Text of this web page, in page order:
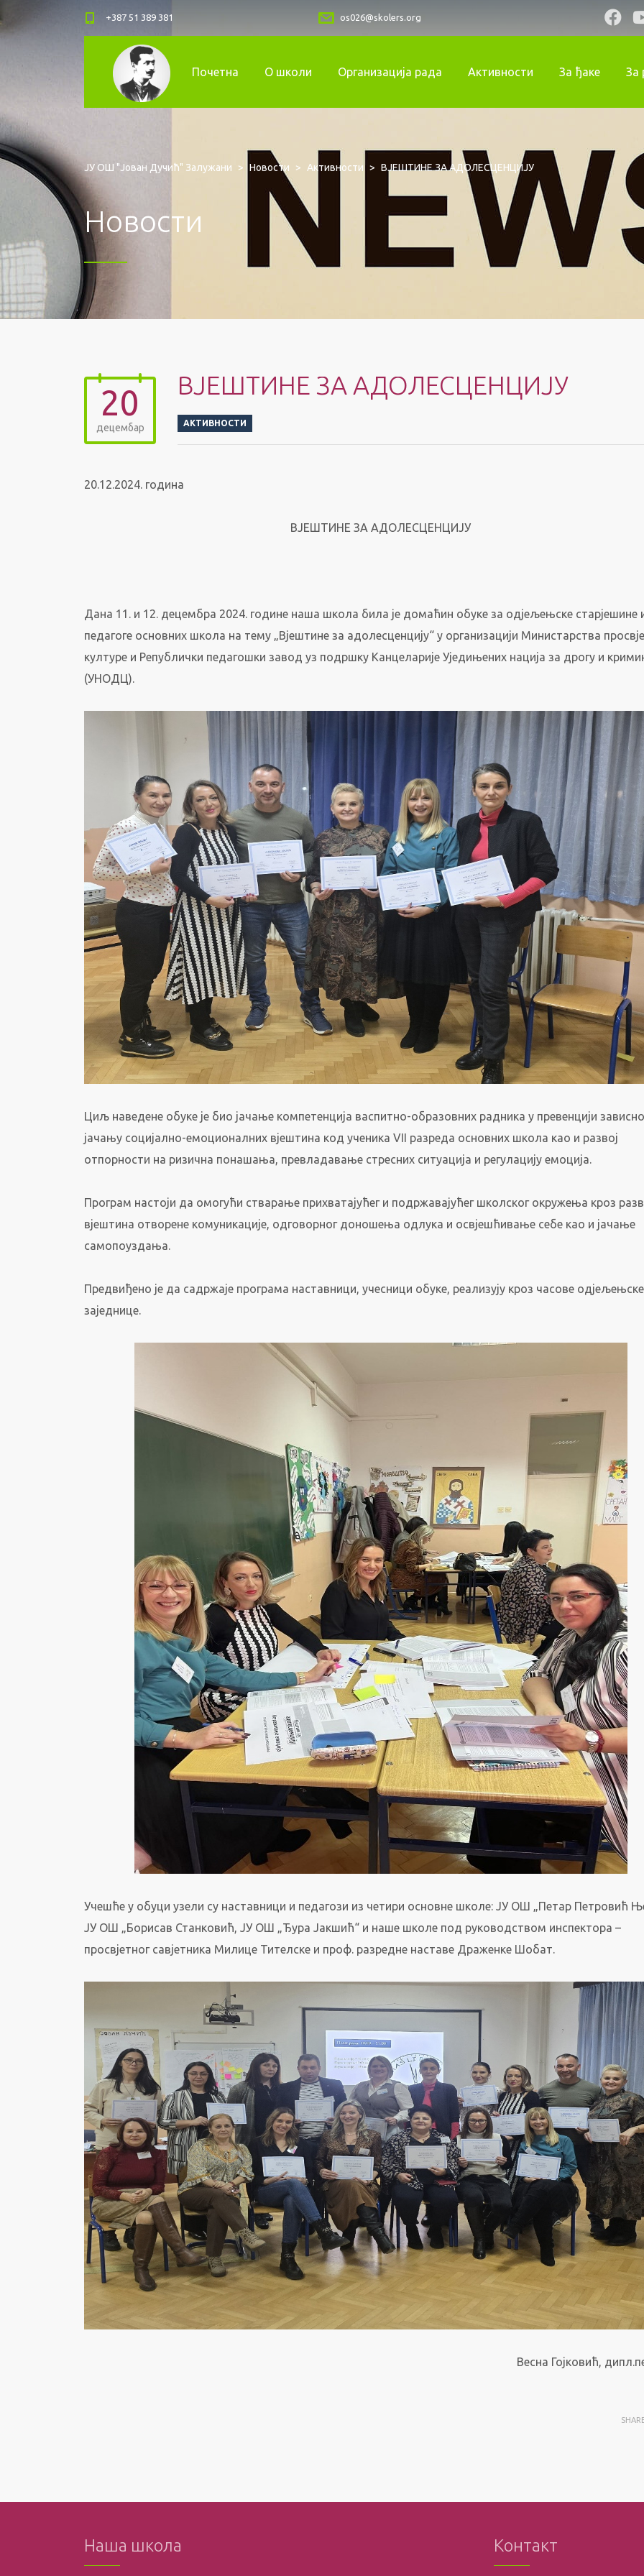
+387 51 389 381 os026@skolers.org
Почетна О школи Организација рада Активности За ђаке За
ЈУ ОШ "Јован Дучић" Залужани > Новости > Активности > ВЈЕШТИНЕ ЗА АДОЛЕСЦЕНЦИЈУ
Новости
20
децембар
ВЈЕШТИНЕ ЗА АДОЛЕСЦЕНЦИЈУ
АКТИВНОСТИ
20.12.2024. година
ВЈЕШТИНЕ ЗА АДОЛЕСЦЕНЦИЈУ
Дана 11. и 12. децембра 2024. године наша школа била је домаћин обуке за одјељењске старјешине
педагоге основних школа на тему „Вјештине за адолесценцију“ у организацији Министарства
културе и Републички педагошки завод уз подршку Канцеларије Уједињених нација за дрогу и
(УНОДЦ).
Циљ наведене обуке је био јачање компетенција васпитно-образовних радника у превенцији
јачању социјално-емоционалних вјештина код ученика VII разреда основних школа као и развој
отпорности на ризична понашања, превладавање стресних ситуација и регулацију емоција.
Програм настоји да омогући стварање прихватајућег и подржавајућег школског окружења кроз
вјештина отворене комуникације, одговорног доношења одлука и освјешћивање себе као и јачање
самопоуздања.
Предвиђено је да садржаје програма наставници, учесници обуке, реализују кроз часове одјељењске
заједнице.
Учешће у обуци узели су наставници и педагози из четири основне школе: ЈУ ОШ „Петар Петровић
ЈУ ОШ „Борисав Станковић, ЈУ ОШ „Ђура Јакшић“ и наше школе под руководством инспектора –
просвјетног савјетника Милице Тителске и проф. разредне наставе Драженке Шобат.
Весна Гојковић,
Наша школа Контакт